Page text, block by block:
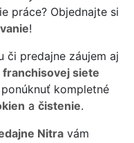
práce? Objednajte si
!
či predajne záujem aj
franchisovej siete
kompletné
a čistenie.
Nitra vám